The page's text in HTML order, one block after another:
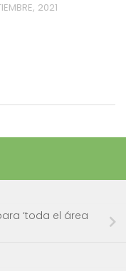
2021
‘toda el área